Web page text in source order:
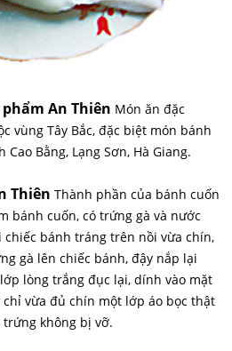
An Thiên Món ăn đặc
vùng Tây Bắc, đặc biệt món bánh
Bằng, Lạng Sơn, Hà Giang.
Thiên Thành phần của bánh cuốn
bánh cuốn, có trứng gà và nước
bánh tráng trên nồi vừa chín,
gà lên chiếc bánh, đậy nắp lại
lòng trắng đục lại, dính vào mặt
vừa đủ chín một lớp áo bọc thật
không bị vỡ.